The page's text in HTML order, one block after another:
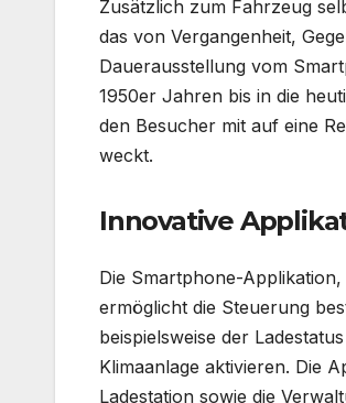
Zusätzlich zum Fahrzeug
das von Vergangenheit,
Dauerausstellung vom
1950er Jahren bis in die
den Besucher mit auf eine
weckt.
Innovative
Die Smartphone-
ermöglicht die Steuerung
beispielsweise der
Klimaanlage aktivieren. Die
Ladestation sowie die